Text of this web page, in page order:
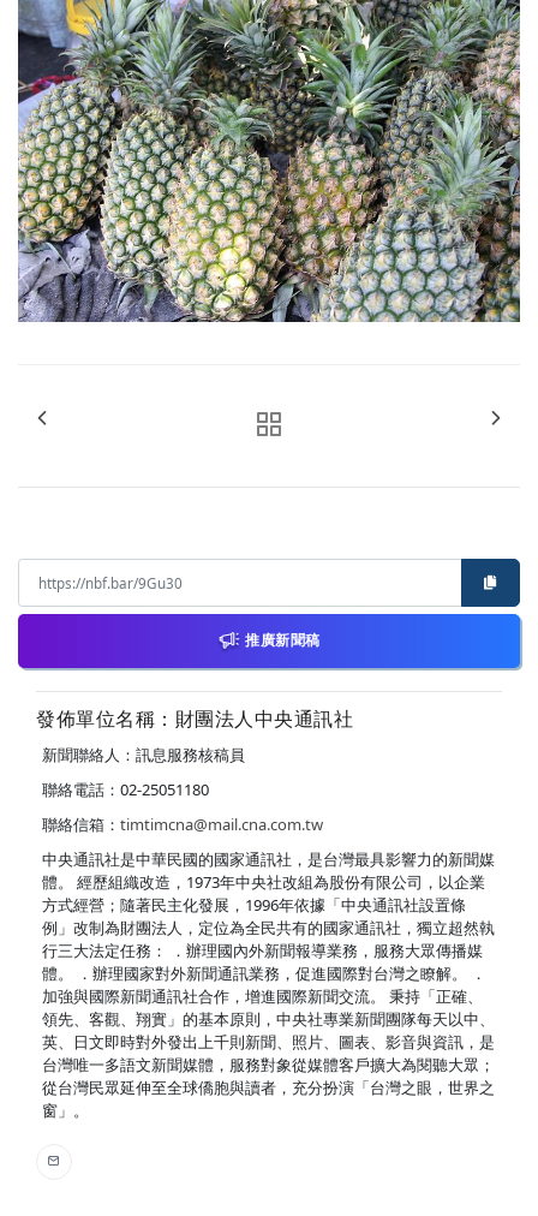
推廣新聞稿
發佈單位名稱：財團法人中央通訊社
新聞聯絡人：訊息服務核稿員
聯絡電話：02-25051180
聯絡信箱： timtimcna@mail.cna.com.tw
中央通訊社是中華民國的國家通訊社，是台灣最具影響力的新聞媒
體。 經歷組織改造，1973年中央社改組為股份有限公司，以企業
方式經營；隨著民主化發展，1996年依據「中央通訊社設置條
例」改制為財團法人，定位為全民共有的國家通訊社，獨立超然執
行三大法定任務： ．辦理國內外新聞報導業務，服務大眾傳播媒
體。 ．辦理國家對外新聞通訊業務，促進國際對台灣之瞭解。 ．
加強與國際新聞通訊社合作，增進國際新聞交流。 秉持「正確、
領先、客觀、翔實」的基本原則，中央社專業新聞團隊每天以中、
英、日文即時對外發出上千則新聞、照片、圖表、影音與資訊，是
台灣唯一多語文新聞媒體，服務對象從媒體客戶擴大為閱聽大眾；
從台灣民眾延伸至全球僑胞與讀者，充分扮演「台灣之眼，世界之
窗」。